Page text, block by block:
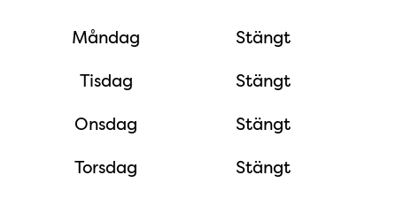
Måndag
Stängt
Tisdag
Stängt
Onsdag
Stängt
Torsdag
Stängt